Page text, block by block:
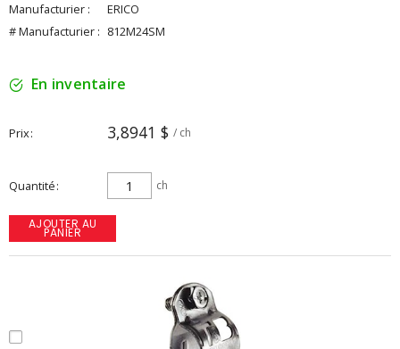
Manufacturier :
ERICO
# Manufacturier : 812M24SM
En inventaire
Prix 3,8941 $ / ch
Quantité ch
AJOUTER AU
PANIER